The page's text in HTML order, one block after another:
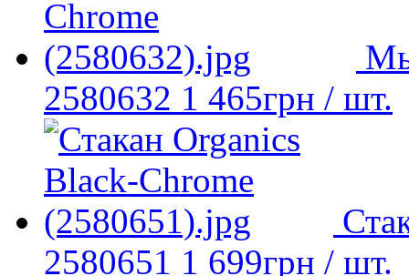
2580632 1 465грн / шт.
2580651 1 699грн / шт.